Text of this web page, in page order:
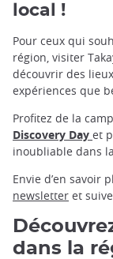
local !
Pour ceux qui
région, visiter
découvrir des
expériences que
Profitez de la
Discovery Day et
inoubliable dans
Envie d’en savoir
newsletter et
dans la